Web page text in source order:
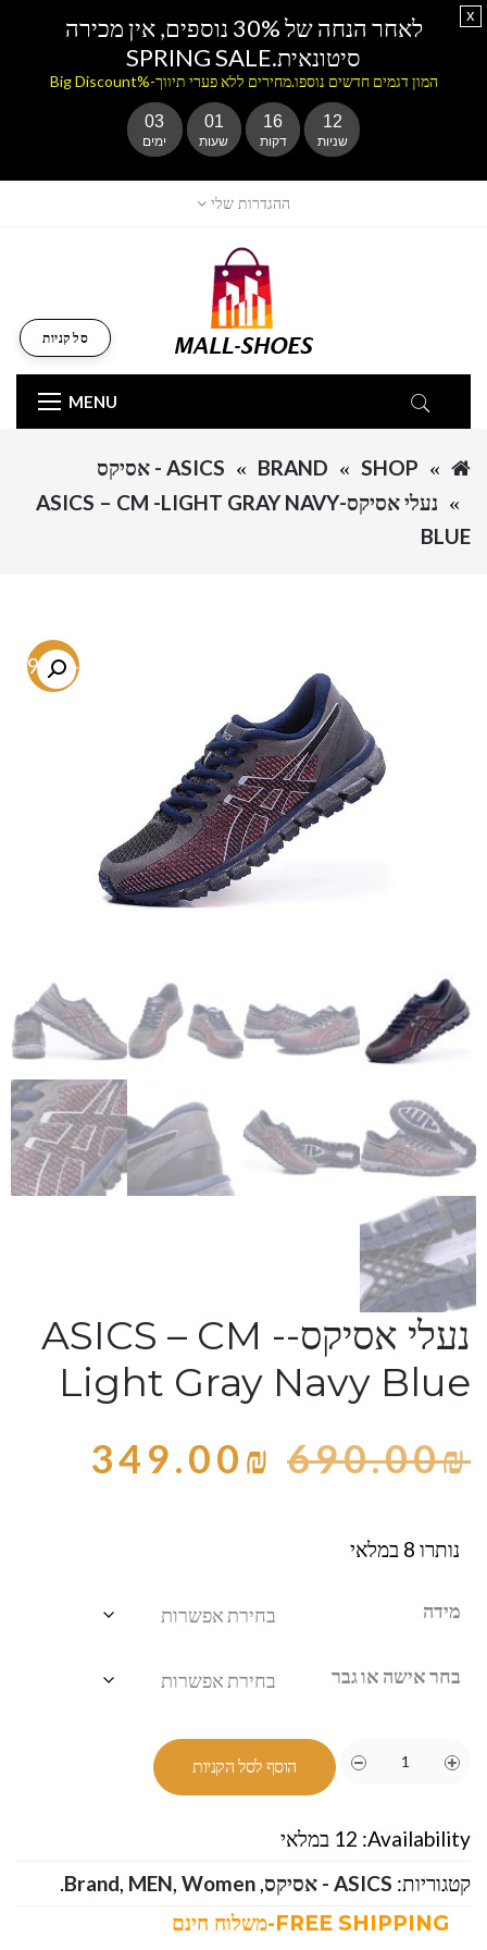
ההגדרות שלי
MENU
סל קניות
SHOP
BRAND
ASICS - אסיקס
נעלי אסיקס-ASICS – CM -LIGHT GRAY NAVY
BLUE
-49.4%
נעלי אסיקס-ASICS – CM -
Light Gray Navy Blue
690.00₪
349.00₪
נותרו 8 במלאי
מידה
בחר אישה או גבר
הוסף לסל הקניות
Availability: 12 במלאי
קטגוריות: ASICS - אסיקס ,
Brand, MEN, Women
.
לאחר הנחה של 30% נוספים, אין מכירה
סיטונאית.SPRING SALE
המון דגמים חדשים נוספו.מחירים ללא פערי תיווך-%Big Discount
03
ימים
01
שעות
16
דקות
12
שניות
x